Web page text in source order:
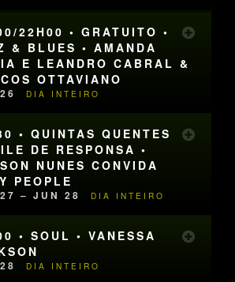
22H00 • GRATUITO •
& BLUES • AMANDA
E LEANDRO CABRAL &
OTTAVIANO
DIA INTEIRO
• QUINTAS QUENTES
DE RESPONSA •
NUNES CONVIDA
PEOPLE
– JUN 28 DIA INTEIRO
• SOUL • VANESSA
DIA INTEIRO